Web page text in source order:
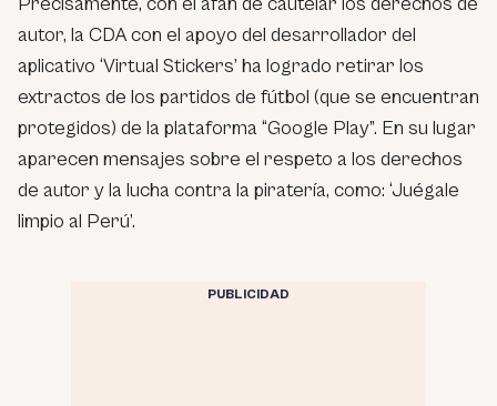
autor, la CDA con el apoyo del desarrollador del
aplicativo ‘Virtual Stickers’ ha logrado retirar los
extractos de los partidos de fútbol (que se encuentran
protegidos) de la plataforma “Google Play”. En su lugar
aparecen mensajes sobre el respeto a los derechos
de autor y la lucha contra la piratería, como: ‘Juégale
limpio al Perú’.
PUBLICIDAD